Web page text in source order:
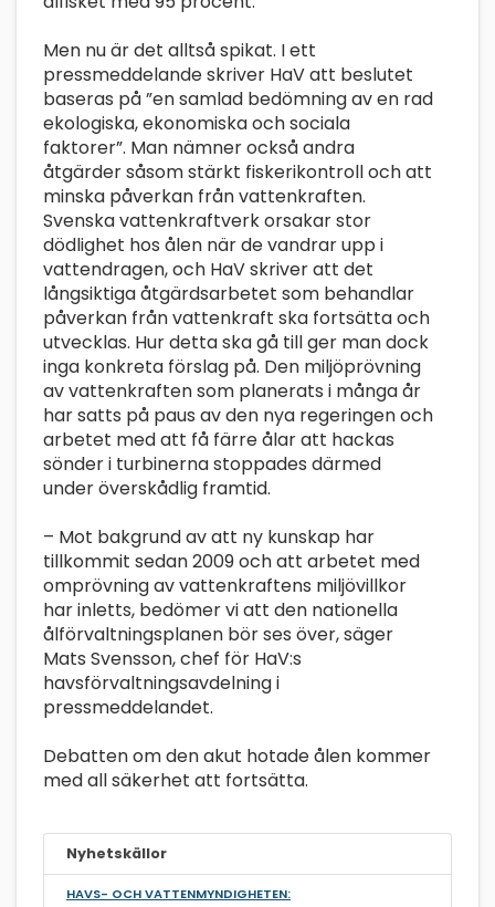
Men nu är det alltså spikat. I ett
pressmeddelande skriver HaV att beslutet
baseras på ”en samlad bedömning av en rad
ekologiska, ekonomiska och sociala
faktorer”. Man nämner också andra
åtgärder såsom stärkt fiskerikontroll och att
minska påverkan från vattenkraften.
Svenska vattenkraftverk orsakar stor
dödlighet hos ålen när de vandrar upp i
vattendragen, och HaV skriver att det
långsiktiga åtgärdsarbetet som behandlar
påverkan från vattenkraft ska fortsätta och
utvecklas. Hur detta ska gå till ger man dock
inga konkreta förslag på. Den miljöprövning
av vattenkraften som planerats i många år
har satts på paus av den nya regeringen och
arbetet med att få färre ålar att hackas
sönder i turbinerna stoppades därmed
under överskådlig framtid.
– Mot bakgrund av att ny kunskap har
tillkommit sedan 2009 och att arbetet med
omprövning av vattenkraftens miljövillkor
har inletts, bedömer vi att den nationella
ålförvaltningsplanen bör ses över, säger
Mats Svensson, chef för HaV:s
havsförvaltningsavdelning i
pressmeddelandet.
Debatten om den akut hotade ålen kommer
med all säkerhet att fortsätta.
Nyhetskällor
HAVS- OCH VATTENMYNDIGHETEN: